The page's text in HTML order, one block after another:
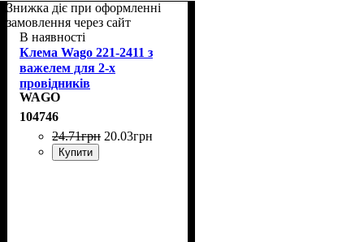
Знижка діє при оформленні
замовлення через сайт
В наявності
Клема Wago 221-2411 з
важелем для 2-х
провідників
WAGO
104746
24.71грн 20.03грн
Купити